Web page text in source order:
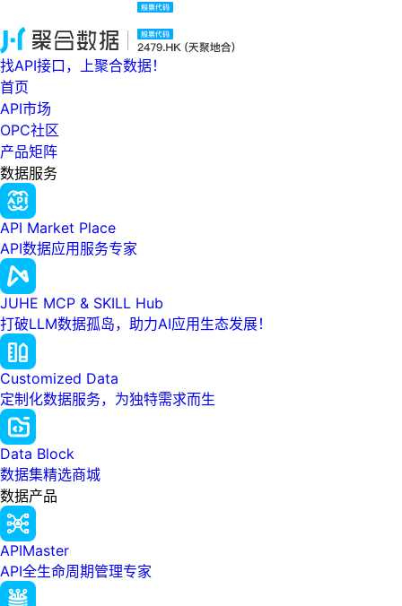
找API接口，上聚合数据！
首页
API市场
OPC社区
产品矩阵
数据服务
API Market Place
API数据应用服务专家
JUHE MCP & SKILL Hub
打破LLM数据孤岛，助力AI应用生态发展！
Customized Data
定制化数据服务，为独特需求而生
Data Block
数据集精选商城
数据产品
APIMaster
API全生命周期管理专家